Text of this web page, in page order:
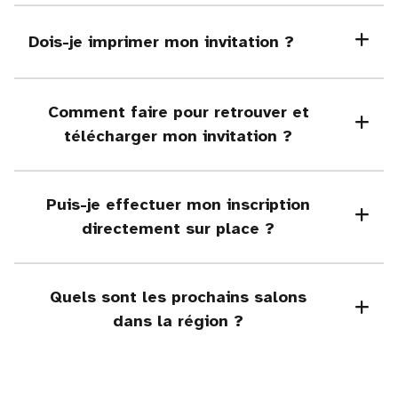
Dois-je imprimer mon invitation ?
Comment faire pour retrouver et
télécharger mon invitation ?
Puis-je effectuer mon inscription
directement sur place ?
Quels sont les prochains salons
dans la région ?